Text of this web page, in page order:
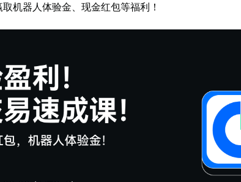
机器人体验金、现金红包等福利！